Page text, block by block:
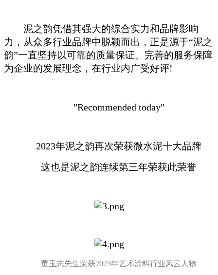
泥之韵凭借其强大的综合实力和品牌影响
力，从众多行业品牌中脱颖而出，正是源于“泥之
韵”一直坚持以可靠的质量保证、完善的服务保障
为企业的发展理念，在行业内广受好评!
"Recommended today"
2023年泥之韵再次荣获微水泥十大品牌
这也是泥之韵连续第三年荣获此荣誉
董玉志先生荣获2023年艺术涂料行业风云人物